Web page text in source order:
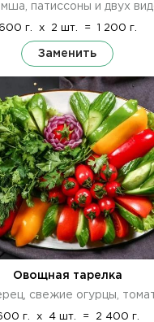
патиссоны и двух
600 г. x 2 шт. = 1 200 г.
Заменить
Овощная тарелка
свежие огурцы,
г. x 4 шт. = 2 400 г.